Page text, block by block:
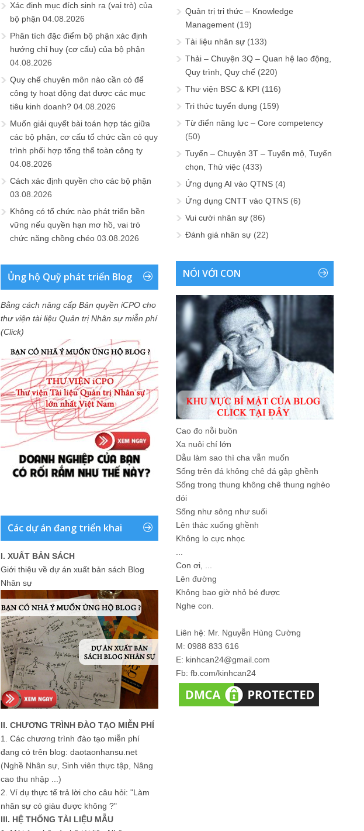
Xác định mục đích sinh ra (vai trò) của
bộ phận 04.08.2026
Phân tích đặc điểm bộ phận xác định
hướng chỉ huy (cơ cấu) của bộ phận
04.08.2026
Quy chế chuyên môn nào cần có để
công ty hoạt động đạt được các mục
tiêu kinh doanh? 04.08.2026
Muốn giải quyết bài toán hợp tác giữa
các bộ phận, cơ cấu tổ chức cần có quy
trình phối hợp tổng thể toàn công ty
04.08.2026
Cách xác định quyền cho các bộ phận
03.08.2026
Không có tổ chức nào phát triển bền
vững nếu quyền hạn mơ hồ, vai trò
chức năng chồng chéo 03.08.2026
Ủng hộ Quỹ phát triển Blog
Bằng cách nâng cấp Bản quyền iCPO cho
thư viện tài liệu Quản trị Nhân sự miễn phí
(Click)
Các dự án đang triển khai
I. XUẤT BẢN SÁCH
Giới thiệu về dự án xuất bản sách Blog
Nhân sự
II. CHƯƠNG TRÌNH ĐÀO TẠO MIỄN PHÍ
1. Các chương trình đào tạo miễn phí
đang có trên blog: daotaonhansu.net
(Nghề Nhân sự, Sinh viên thực tập, Nâng
cao thu nhập ...)
2. Ví dụ thực tế trả lời cho câu hỏi: "Làm
nhân sự có giàu được không ?"
III. HỆ THỐNG TÀI LIỆU MẪU
Quản trị tri thức – Knowledge
Management (19)
Tài liệu nhân sự (133)
Thải – Chuyện 3Q – Quan hệ lao động,
Quy trình, Quy chế (220)
Thư viện BSC & KPI (116)
Tri thức tuyển dụng (159)
Từ điển năng lực – Core competency
(50)
Tuyển – Chuyện 3T – Tuyển mộ, Tuyển
chọn, Thử việc (433)
Ứng dụng AI vào QTNS (4)
Ứng dụng CNTT vào QTNS (6)
Vui cười nhân sự (86)
Đánh giá nhân sự (22)
NÓI VỚI CON
Cao đo nỗi buồn
Xa nuôi chí lớn
Dẫu làm sao thì cha vẫn muốn
Sống trên đá không chê đá gập ghềnh
Sống trong thung không chê thung nghèo
đói
Sống như sông như suối
Lên thác xuống ghềnh
Không lo cực nhọc
Con ơi, ...
Lên đường
Không bao giờ nhỏ bé được
Nghe con.
Liên hệ: Mr. Nguyễn Hùng Cường
M: 0988 833 616
E: kinhcan24@gmail.com
Fb: fb.com/kinhcan24